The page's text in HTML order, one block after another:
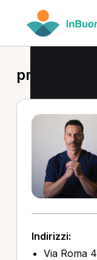
prima
Indirizzi:
Via Roma